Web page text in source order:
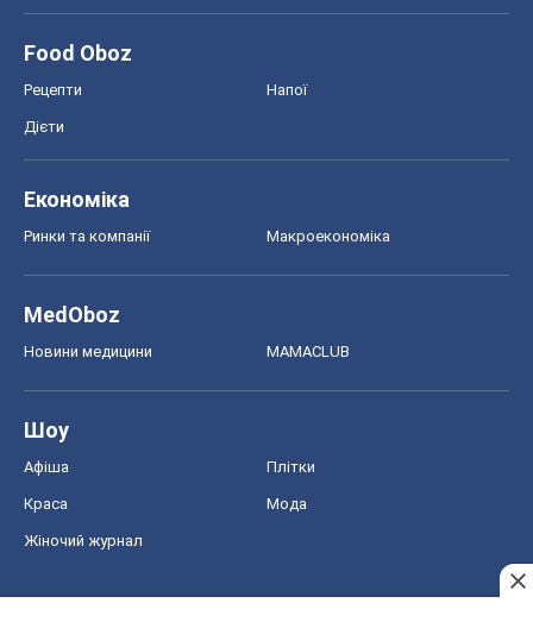
Food Oboz
Рецепти Напої
Дієти
Економіка
Ринки та компанії Макроекономіка
MedOboz
Новини медицини MAMACLUB
Шоу
Афіша Плітки
Краса Мода
Жіночий журнал